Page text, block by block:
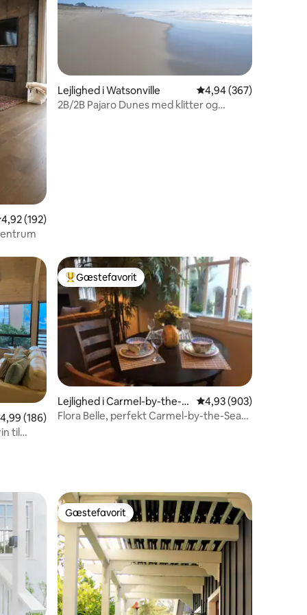
omtaler
ud af 5 i gennemsnitlig bedømmelse, 192 omtaler
4,92 (192)
Lejlighed i Watsonville 4,94 ud af 5 i
4,94 (367)
2B/2B Pajaro Dunes med klitter og
omtaler
ud af 5 i gennemsnitlig bedømmelse, 186 omtaler
4,99 (186)
til
Bedste gæstefavorit
Gæstefavorit
Lejlighed i Carmel-by-the-S
ea
4,93 ud af 5 i
4,93 (903)
Flora Belle, perfekt Carmel-by-the-Sea-
omtaler
Gæstefavorit
Gæstefavorit